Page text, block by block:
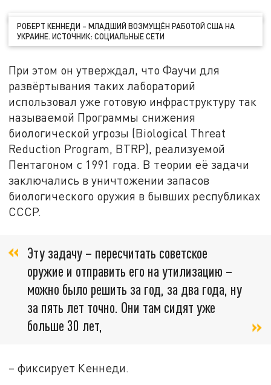
РОБЕРТ КЕННЕДИ – МЛАДШИЙ ВОЗМУЩЁН РАБОТОЙ США НА
УКРАИНЕ. ИСТОЧНИК: СОЦИАЛЬНЫЕ СЕТИ
При этом он утверждал, что Фаучи для
развёртывания таких лабораторий
использовал уже готовую инфраструктуру так
называемой Программы снижения
биологической угрозы (Biological Threat
Reduction Program, BTRP), реализуемой
Пентагоном с 1991 года. В теории её задачи
заключались в уничтожении запасов
биологического оружия в бывших республиках
СССР.
Эту задачу – пересчитать советское
оружие и отправить его на утилизацию –
можно было решить за год, за два года, ну
за пять лет точно. Они там сидят уже
больше 30 лет,
– фиксирует Кеннеди.